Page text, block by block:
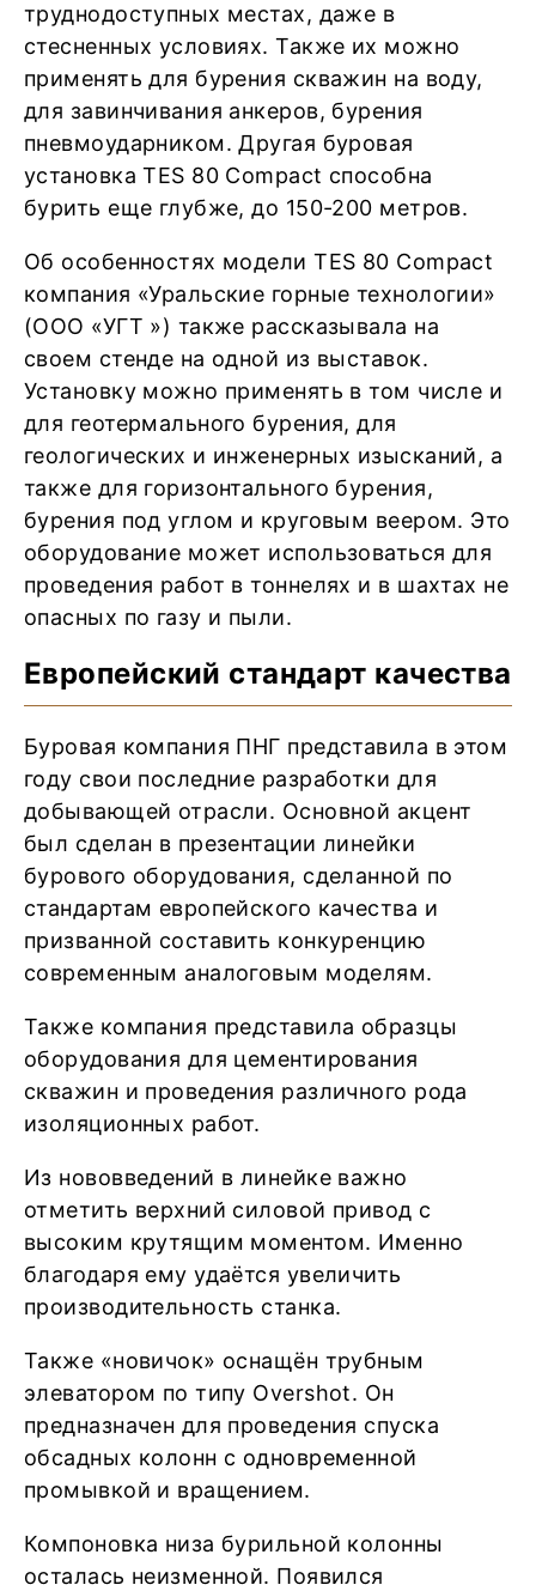
труднодоступных местах, даже в
стесненных условиях. Также их можно
применять для бурения скважин на воду,
для завинчивания анкеров, бурения
пневмоударником. Другая буровая
установка TES 80 Compact способна
бурить еще глубже, до 150-200 метров.
Об особенностях модели TES 80 Compact
компания «Уральские горные технологии»
(ООО «УГТ ») также рассказывала на
своем стенде на одной из выставок.
Установку можно применять в том числе и
для геотермального бурения, для
геологических и инженерных изысканий, а
также для горизонтального бурения,
бурения под углом и круговым веером. Это
оборудование может использоваться для
проведения работ в тоннелях и в шахтах не
опасных по газу и пыли.
Европейский стандарт качества
Буровая компания ПНГ представила в этом
году свои последние разработки для
добывающей отрасли. Основной акцент
был сделан в презентации линейки
бурового оборудования, сделанной по
стандартам европейского качества и
призванной составить конкуренцию
современным аналоговым моделям.
Также компания представила образцы
оборудования для цементирования
скважин и проведения различного рода
изоляционных работ.
Из нововведений в линейке важно
отметить верхний силовой привод с
высоким крутящим моментом. Именно
благодаря ему удаётся увеличить
производительность станка.
Также «новичок» оснащён трубным
элеватором по типу Overshot. Он
предназначен для проведения спуска
обсадных колонн с одновременной
промывкой и вращением.
Компоновка низа бурильной колонны
осталась неизменной. Появился